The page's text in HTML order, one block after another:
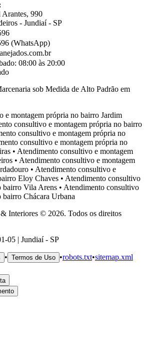
Arantes, 990
- Jundiaí - SP
(WhatsApp)
08:00 às 20:00
sob Medida de Alto Padrão em
e montagem própria no bairro Jardim
consultivo e montagem própria no bairro
consultivo e montagem própria no
consultivo e montagem própria no
• Atendimento consultivo e montagem
• Atendimento consultivo e montagem
• Atendimento consultivo e
Eloy Chaves • Atendimento consultivo
bairro Vila Arens • Atendimento consultivo
bairro Chácara Urbana
Interiores © 2026. Todos os direitos
05 | Jundiaí - SP
• Termos de Uso •robots.txt•sitemap.xml